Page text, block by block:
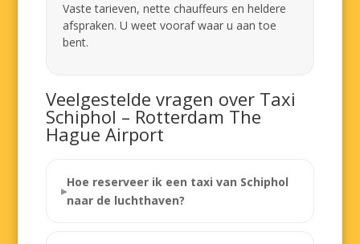
Vaste tarieven, nette chauffeurs en heldere
afspraken. U weet vooraf waar u aan toe
bent.
Veelgestelde vragen over Taxi
Schiphol – Rotterdam The
Hague Airport
Hoe reserveer ik een taxi van Schiphol
naar de luchthaven?